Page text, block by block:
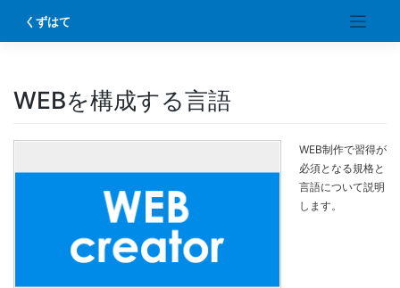
content
くずはて
WEBを構成する言語
WEB制作で習得が
必須となる規格と
言語について説明
します。